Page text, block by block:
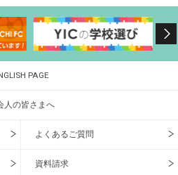
PAGE
人の皆さまへ
よくあるご質問
資料請求